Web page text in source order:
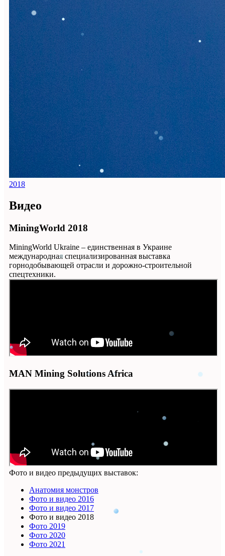
2018
Видео
MiningWorld 2018
MiningWorld Ukraine – единственная в Украине
международная специализированная выставка
горнодобывающей отрасли и дорожно-строительной
спецтехники.
MAN Mining Solutions Africa
Фото и видео предыдущих выставок:
Анатомия монстров
Фото и видео 2016
Фото и видео 2017
Фото и видео 2018
Фото 2019
Фото 2020
Фото 2021